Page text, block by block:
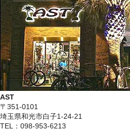
AST
〒351-0101
埼玉県和光市白子1-24-21
TEL：098-953-6213